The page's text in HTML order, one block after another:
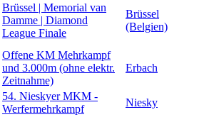
Brüssel | Memorial van
Damme | Diamond
League Finale
Brüssel
(Belgien)
Offene KM Mehrkampf
und 3.000m (ohne elektr.
Zeitnahme)
Erbach
54. Nieskyer MKM -
Werfermehrkampf
Niesky